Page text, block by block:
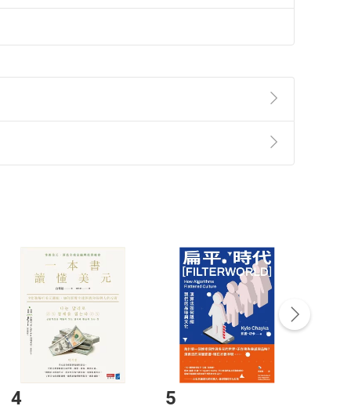
第2條第5款之規定，「非以有形媒介提供之數位
點選「瀏覽訂單明細」 「申請取消訂單/退
貨。
付款方式
Payment
完成訂單
Complete
號，下載書籍後看書
4 5